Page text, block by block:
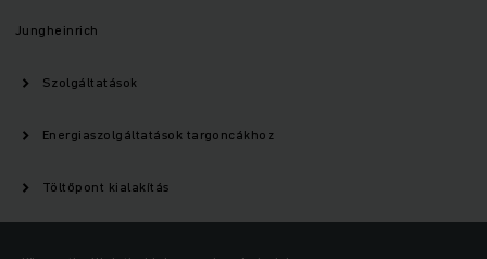
Jungheinrich
Szolgáltatások
Energiaszolgáltatások targoncákhoz
Töltőpont kialakítás